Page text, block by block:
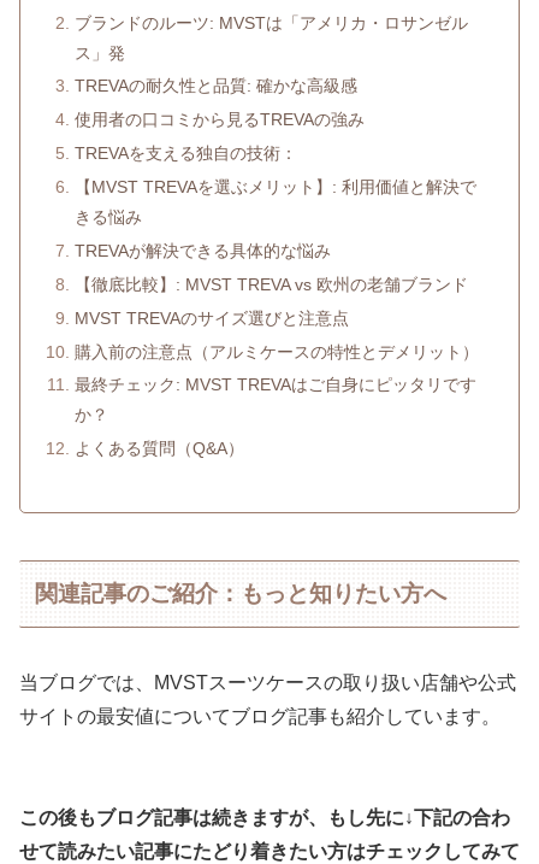
ブランドのルーツ: MVSTは「アメリカ・ロサンゼル
ス」発
TREVAの耐久性と品質: 確かな高級感
使用者の口コミから見るTREVAの強み
TREVAを支える独自の技術：
【MVST TREVAを選ぶメリット】: 利用価値と解決で
きる悩み
TREVAが解決できる具体的な悩み
【徹底比較】: MVST TREVA vs 欧州の老舗ブランド
MVST TREVAのサイズ選びと注意点
購入前の注意点（アルミケースの特性とデメリット）
最終チェック: MVST TREVAはご自身にピッタリです
か？
よくある質問（Q&A）
関連記事のご紹介：もっと知りたい方へ
当ブログでは、MVSTスーツケースの取り扱い店舗や公式
サイトの最安値についてブログ記事も紹介しています。
この後もブログ記事は続きますが、もし先に↓下記の合わ
せて読みたい記事にたどり着きたい方はチェックしてみて